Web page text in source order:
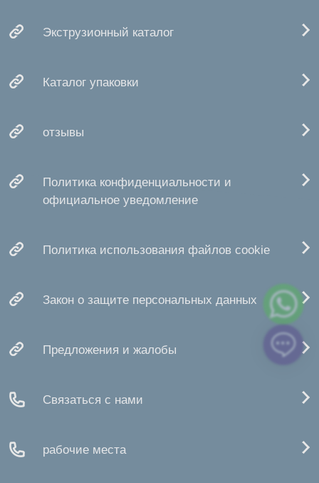
Экструзионный каталог
Каталог упаковки
отзывы
Политика конфиденциальности и
официальное уведомление
Политика использования файлов cookie
Закон о защите персональных данных
Предложения и жалобы
Связаться с нами
рабочие места